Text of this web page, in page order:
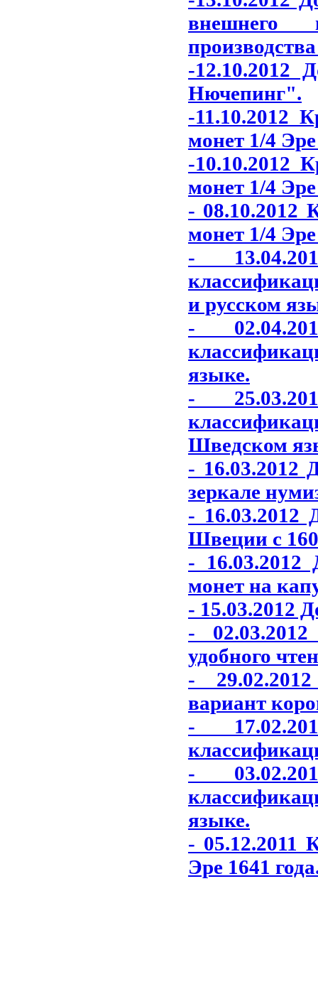
внешнего
-12.10.2012
Нючепинг".
-11.10.2012
монет 1/4 Эре
-10.10.2012
монет 1/4 Эре
- 08.10.2012
монет 1/4 Эре
-
и русском
-
языке.
-
Шведском
- 16.03.2012
зеркале
- 16.03.2012
Швеции с
-
монет на
- 15.03.2012
-
удобного
-
вариант
-
-
языке.
- 05.12.2011
Эре 1641